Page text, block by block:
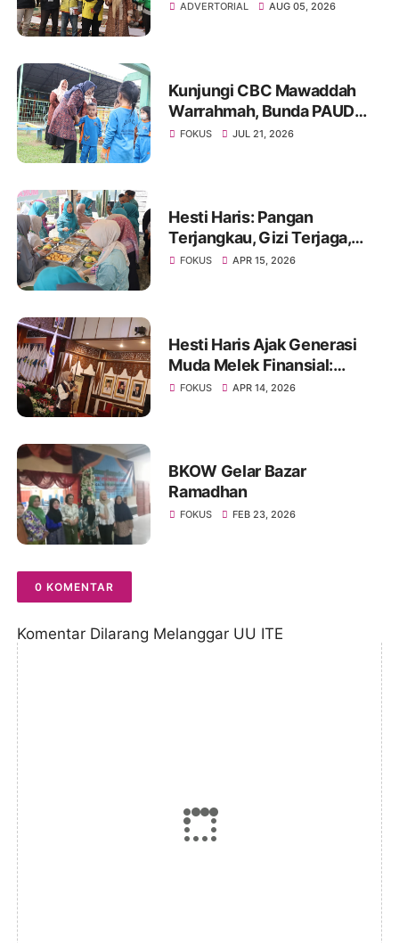
Literasi Keuangan dan
ADVERTORIAL AUG 05, 2026
Kunjungi CBC Mawaddah
Warrahmah, Bunda PAUD
Hesti Haris Tegaskan
FOKUS JUL 21, 2026
Hesti Haris: Pangan
Terjangkau, Gizi Terjaga,
Inflasi Terkendali
FOKUS APR 15, 2026
Hesti Haris Ajak Generasi
Muda Melek Finansial:
Investasi Cerdas, Tolak
FOKUS APR 14, 2026
BKOW Gelar Bazar
Ramadhan
FOKUS FEB 23, 2026
0 KOMENTAR
Komentar Dilarang Melanggar UU ITE